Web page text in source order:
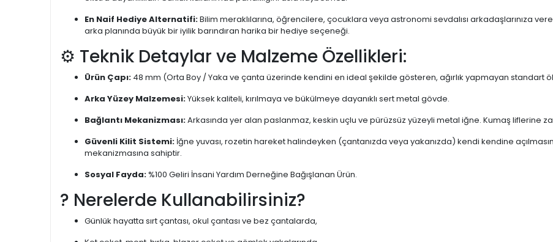
En Naif Hediye Alternatifi:Bilim meraklılarına, öğrencilere, çocuklara veya astronomi sevdalısı arkadaşlarınıza
arka planında büyük bir iyilik barındıran harika bir hediye seçeneği.
⚙️ Teknik Detaylar ve Malzeme Özellikleri:
Ürün Çapı: 48 mm (Orta Boy / Yaka ve çanta üzerinde kendini en ideal şekilde gösteren, ağırlık yapmayan standart
Arka Yüzey Malzemesi:Yüksek kaliteli, kırılmaya ve bükülmeye dayanıklı sert metal gövde.
Bağlantı Mekanizması:Arkasında yer alan paslanmaz, keskin uçlu ve pürüzsüz yüzeyli metal iğne. Kumaş liflerine
Güvenli Kilit Sistemi: İğne yuvası, rozetin hareket halindeyken (çantanızda veya yakanızda) kendi kendine
mekanizmasına sahiptir.
Sosyal Fayda: %100 Geliri İnsani Yardım Derneğine Bağışlanan Ürün.
? Nerelerde Kullanabilirsiniz?
Günlük hayatta sırt çantası, okul çantası ve bez çantalarda,